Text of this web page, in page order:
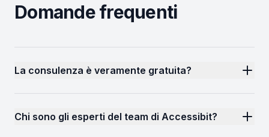
Domande frequenti
La consulenza è veramente gratuita?
Chi sono gli esperti del team di Accessibit?